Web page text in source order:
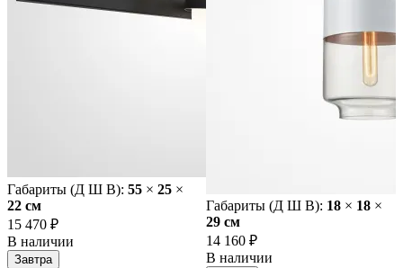
Габариты (Д Ш В): 55 × 25 ×
22 cм
15 470 ₽
В наличии
Завтра
Габариты (Д Ш В): 18 × 18 ×
29 cм
14 160 ₽
В наличии